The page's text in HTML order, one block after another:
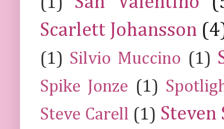
Scarlett Johansson
(1) Silvio Muccino (1)
Spike Jonze (1)
Steve Carell (1) Steven